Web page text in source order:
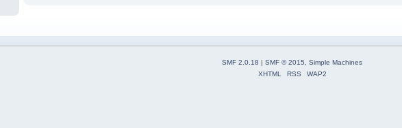
SMF 2.0.18 | SMF © 2015
Simple Machines
XHTML
RSS WAP2